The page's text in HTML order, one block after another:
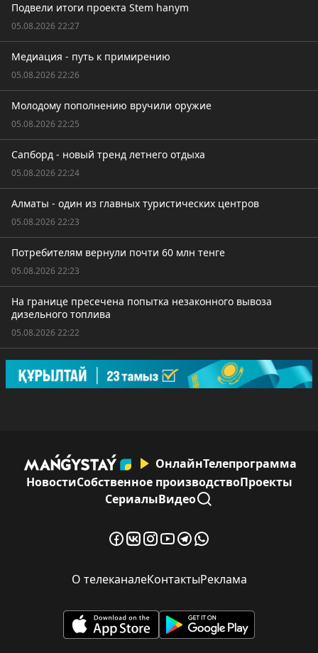
Подвели итоги проекта Stem hanym
05.08.2026 22:27
Медиация - путь к примирению
05.08.2026 22:26
Молодому пополнению вручили оружие
05.08.2026 22:25
Сапборд - новый тренд летнего отдыха
05.08.2026 22:24
Алматы - один из главных туристических центров
05.08.2026 22:23
Потребителям вернули почти 60 млн тенге
05.08.2026 22:23
На границе пресечена попытка незаконного вывоза
дизельного топлива
05.08.2026 22:22
ОнлайнТелепрограмма
НовостиСобственное производствоПроекты
СериалыВидео
О телеканалеКонтактыРеклама